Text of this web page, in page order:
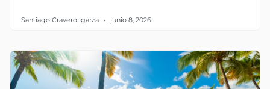
Santiago Cravero Igarza junio 8, 2026